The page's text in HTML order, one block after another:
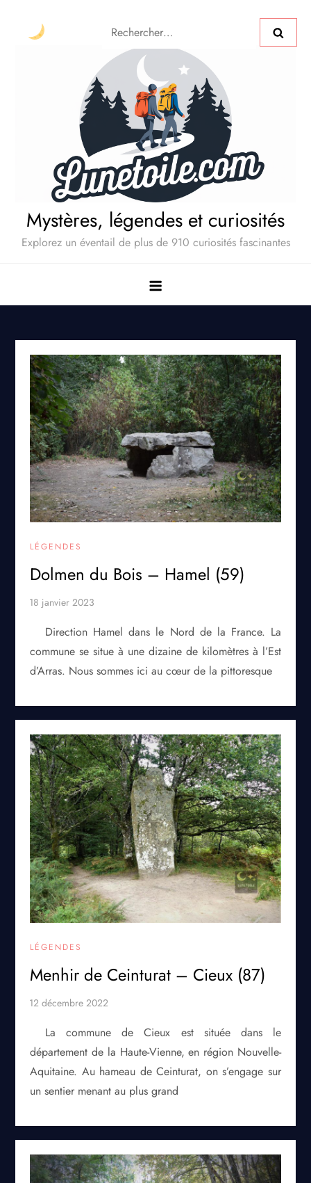
Mystères, légendes et curiosités
Explorez un éventail de plus de 910 curiosités fascinantes
LÉGENDES
Dolmen du Bois – Hamel (59)
Direction Hamel dans le Nord de la France. La
commune se situe à une dizaine de kilomètres à l’Est
d’Arras. Nous sommes ici au cœur de la pittoresque
LÉGENDES
Menhir de Ceinturat – Cieux (87)
La commune de Cieux est située dans le
département de la Haute-Vienne, en région Nouvelle-
Aquitaine. Au hameau de Ceinturat, on s’engage sur
un sentier menant au plus grand